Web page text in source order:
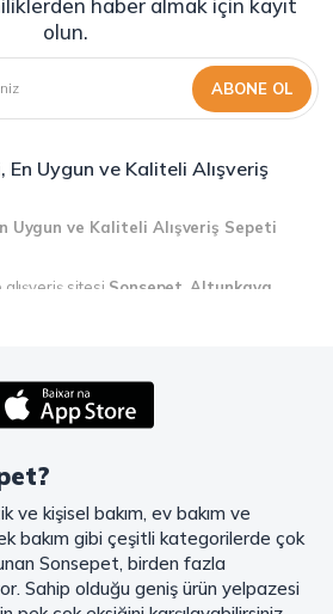
haber almak için kayıt
olun.
ABONE OL
En Uygun ve Kaliteli Alışveriş
Uygun ve Kaliteli Alışveriş Sepeti
sitesi Sonsepet Altunkaya
vermektedir! Sonsepet, online alışveriş
alışveriş yaparken
şekilde kullanırsınız.
Keyfinizi Sonsepet'te Yaşayın!
eşsiz lezzetleriyle tanışın ve kahve
Filtre ve çekirdek kahve, kapsül kahve,
kahve ve Türk kahvesi gibi birbirinden
favorinizi seçin. Eğer pratik ve hızlı bir
kahvesi ve cappuccino gibi seçenekler de
ve kişisel bakım, ev bakım ve
bakım gibi çeşitli kategorilerde çok
Sonsepet, birden fazla
Sahip olduğu geniş ürün yelpazesi